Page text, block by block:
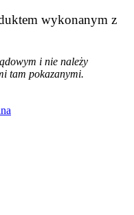
wykonanym z
i nie należy
tam pokazanymi.